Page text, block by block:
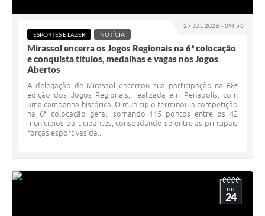
27 JUL 2026 - 09h56
ESPORTES E LAZER NOTÍCIA
Mirassol encerra os Jogos Regionais na 6ª colocação
e conquista títulos, medalhas e vagas nos Jogos
Abertos
A delegação de Mirassol encerrou sua participação na 68ª
edição dos Jogos Regionais, realizada em Penápolis, com
uma campanha histórica. O município terminou a competição
na 6ª colocação geral, somando 115 pontos entre os 42
municípios participantes, consolidando-se entre as principais
forças esportivas da...
JUL
24